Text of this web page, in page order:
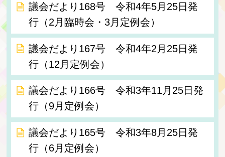
議会だより168号 令和4年5月25日発
行（2月臨時会・3月定例会）
議会だより167号 令和4年2月25日発
行（12月定例会）
議会だより166号 令和3年11月25日発
行（9月定例会）
議会だより165号 令和3年8月25日発
行（6月定例会）